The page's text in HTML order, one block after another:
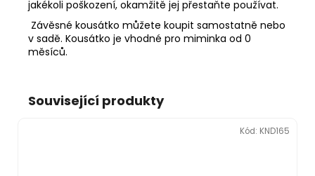
jakékoli poškození, okamžitě jej přestaňte používat.
Závěsné kousátko můžete koupit samostatně nebo
v sadě. Kousátko je vhodné pro miminka od 0
měsíců.
Související produkty
Kód: KND165